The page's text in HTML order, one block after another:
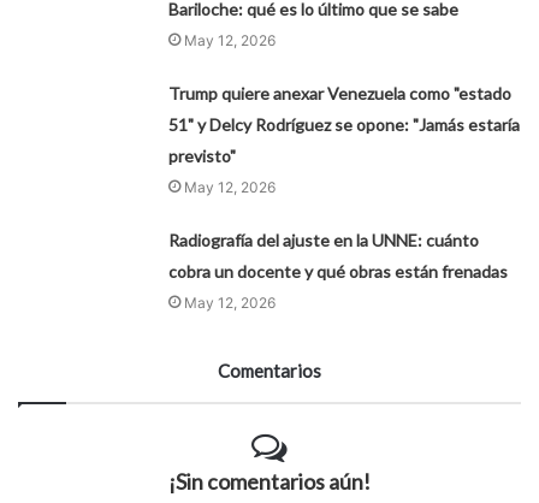
Bariloche: qué es lo último que se sabe
May 12, 2026
Trump quiere anexar Venezuela como "estado
51" y Delcy Rodríguez se opone: "Jamás estaría
previsto"
May 12, 2026
Radiografía del ajuste en la UNNE: cuánto
cobra un docente y qué obras están frenadas
May 12, 2026
Comentarios
¡Sin comentarios aún!